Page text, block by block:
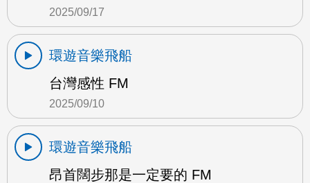
2025/09/17
環遊音樂飛船
台灣感性 FM
2025/09/10
環遊音樂飛船
昂首闊步那是一定要的 FM